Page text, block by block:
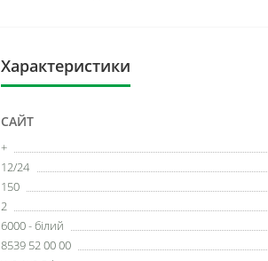
Характеристики
САЙТ
+
12/24
150
2
6000 - білий
8539 52 00 00